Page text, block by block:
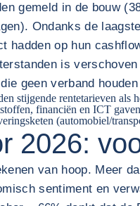
gemeld in de bouw
Ondanks de
hadden op hun
is
geen verband
stijgende rentetarieven als
financiën en ICT
(automobiel/
2026:
van hoop. Meer
sentiment en